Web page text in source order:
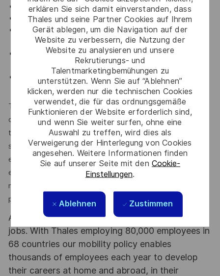
erklären Sie sich damit einverstanden, dass
Thales und seine Partner Cookies auf Ihrem
Gerät ablegen, um die Navigation auf der
Website zu verbessern, die Nutzung der
Website zu analysieren und unsere
Rekrutierungs- und
Talentmarketingbemühungen zu
unterstützen. Wenn Sie auf “Ablehnen”
klicken, werden nur die technischen Cookies
verwendet, die für das ordnungsgemäße
Funktionieren der Website erforderlich sind,
und wenn Sie weiter surfen, ohne eine
Auswahl zu treffen, wird dies als
Verweigerung der Hinterlegung von Cookies
angesehen. Weitere Informationen finden
Sie auf unserer Seite mit den Cookie-
Einstellungen.
Ablehnen Zustimmen
Diferentes servicios para la conciliación
Club de ahorro
Incorporación a una compañía líder global en
ciberseguridad e identidad digital.
Entorno industrial dinámico, con fuerte cultura de
seguridad y sostenibilidad.
Oportunidades de desarrollo profesional dentro de
Thales.
Thales es una empresa que promueve la igualdad de
oportunidades. Todos los candidatos cualificados serán
tenidos en cuenta para el puesto, independientemente de
su raza, color, religión, sexo, nacionalidad, ascendencia,
embarazo, edad, orientación sexual, identidad de género,
estado civil, condición de veterano protegido, afección
médica o discapacidad, o cualquier otra característica
protegida por la ley.
At Thales we provide CAREERS and not only
jobs. With Thales employing 80,000 employees in
68 countries our mobility policy enables
thousands of employees each year to develop
their careers at home and abroad, in their